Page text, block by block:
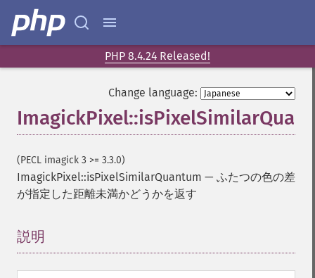
PHP 8.4.24 Released!
Change language:
(PECL imagick 3 >= 3.3.0)
ImagickPixel::isPixelSimilarQuantum — ふたつの色の差
が指定した距離未満かどうかを返す
説明